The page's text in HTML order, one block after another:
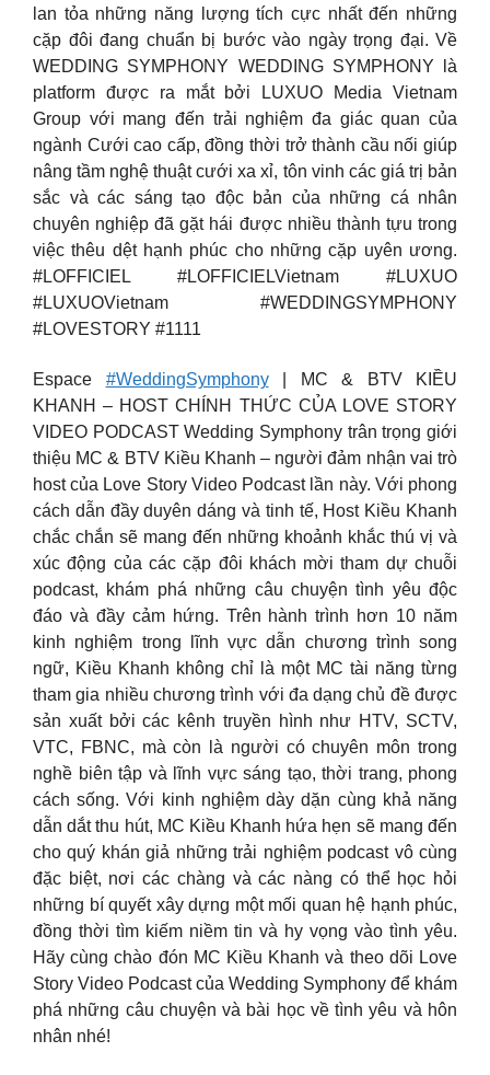
lan tỏa những năng lượng tích cực nhất đến những
cặp đôi đang chuẩn bị bước vào ngày trọng đại. Về
WEDDING SYMPHONY WEDDING SYMPHONY là
platform được ra mắt bởi LUXUO Media Vietnam
Group với mang đến trải nghiệm đa giác quan của
ngành Cưới cao cấp, đồng thời trở thành cầu nối giúp
nâng tầm nghệ thuật cưới xa xỉ, tôn vinh các giá trị bản
sắc và các sáng tạo độc bản của những cá nhân
chuyên nghiệp đã gặt hái được nhiều thành tựu trong
việc thêu dệt hạnh phúc cho những cặp uyên ương.
#LOFFICIEL #LOFFICIELVietnam #LUXUO
#LUXUOVietnam #WEDDINGSYMPHONY
#LOVESTORY #1111
Espace #WeddingSymphony| MC & BTV KIỀU
KHANH – HOST CHÍNH THỨC CỦA LOVE STORY
VIDEO PODCAST Wedding Symphony trân trọng giới
thiệu MC & BTV Kiều Khanh – người đảm nhận vai trò
host của Love Story Video Podcast lần này. Với phong
cách dẫn đầy duyên dáng và tinh tế, Host Kiều Khanh
chắc chắn sẽ mang đến những khoảnh khắc thú vị và
xúc động của các cặp đôi khách mời tham dự chuỗi
podcast, khám phá những câu chuyện tình yêu độc
đáo và đầy cảm hứng. Trên hành trình hơn 10 năm
kinh nghiệm trong lĩnh vực dẫn chương trình song
ngữ, Kiều Khanh không chỉ là một MC tài năng từng
tham gia nhiều chương trình với đa dạng chủ đề được
sản xuất bởi các kênh truyền hình như HTV, SCTV,
VTC, FBNC, mà còn là người có chuyên môn trong
nghề biên tập và lĩnh vực sáng tạo, thời trang, phong
cách sống. Với kinh nghiệm dày dặn cùng khả năng
dẫn dắt thu hút, MC Kiều Khanh hứa hẹn sẽ mang đến
cho quý khán giả những trải nghiệm podcast vô cùng
đặc biệt, nơi các chàng và các nàng có thể học hỏi
những bí quyết xây dựng một mối quan hệ hạnh phúc,
đồng thời tìm kiếm niềm tin và hy vọng vào tình yêu.
Hãy cùng chào đón MC Kiều Khanh và theo dõi Love
Story Video Podcast của Wedding Symphony để khám
phá những câu chuyện và bài học về tình yêu và hôn
nhân nhé!